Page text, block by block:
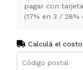
pagar con
(17% en 3 / 28%
Calculá el